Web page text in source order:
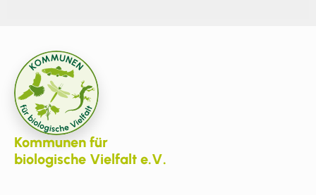
Kommunen für
biologische Vielfalt e.V.